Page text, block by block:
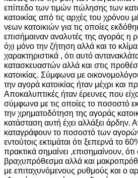
επίπεδο των τιμών πώλησης των
κατοικίας από τις αρχές του χρόνου
νεων κατοικιών για τις οποίες
επισήμαιναν αναλυτές της αγοράς η
όχι μόνο την ζήτηση αλλά και το
χαρακτηριστικά , ότι αυτό
κατασκευαστών αλλά και στις
κατοικίας. Σύμφωνα με
την αγορά κατοικίας ήταν μέχρι και
Αποκαλυπτικές ήταν έρευνες που
σύμφωνα με τις οποίες το ποσοστό
την χρηματοδότηση της αγοράς
κατάσταση αυτή έχει αλλάξει άρδην.
καταγράφουν το ποσοστό των
εντούτοις εκτιμάται ότι ξεπερνά το
πρακτικά σημαίνει ,επισημαίνουν,
βραχυπρόθεσμα αλλά και
με επιταχυνόμενους ρυθμούς και ο